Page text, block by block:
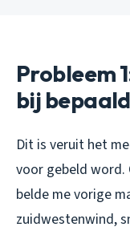
Probleem
bij
Dit is veruit het
voor gebeld word.
belde me vorige
zuidwestenwind,